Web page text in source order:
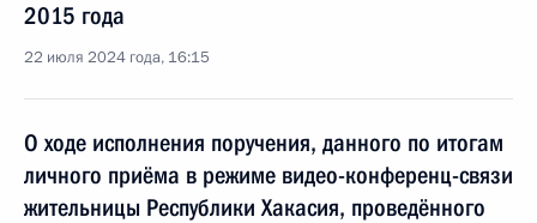
2015 года
22 июля 2024 года, 16:15
О ходе исполнения поручения, данного по итогам
личного приёма в режиме видео-конференц-связи
жительницы Республики Хакасия, проведённого